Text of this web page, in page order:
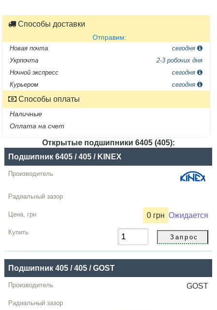
Способы доставки
Отправим:
Новая почта
сегодня
Укрпочта
2-3 робочих дня
Ночной экспресс
сегодня
Курьером
сегодня
Способы оплаты
Наличные
Оплата на счет
Открытые подшипники 6405 (405):
Название
Производитель
Радиальный
зазор
Цена,
грн
Подшипник 6405 / 405 / KINEX
0 грн Ожидается
Подшипник 405 / 405 / GOST
GOST